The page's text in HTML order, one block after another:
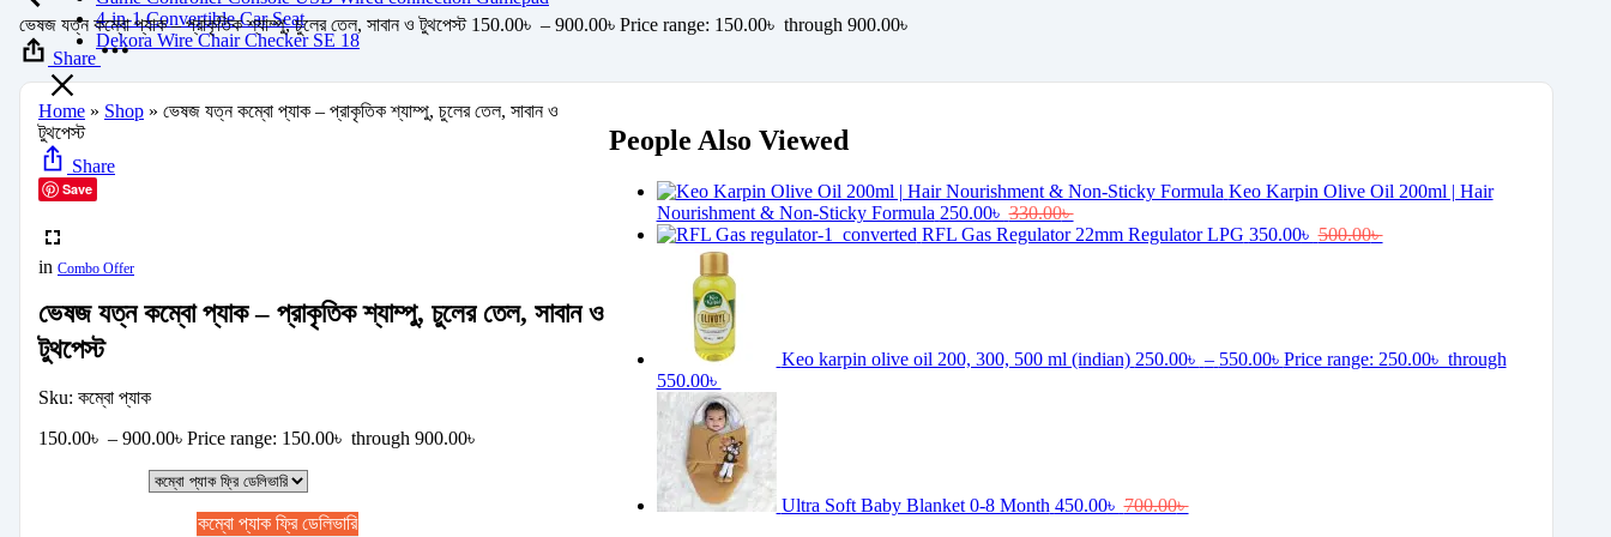
4-in-1 Convertible Car Seat
Dekora Wire Chair Checker SE 18
ভেষজ যত্ন কম্বো প্যাক – প্রাকৃতিক শ্যাম্পু, চুলের তেল, সাবান ও টুথপেস্ট 150.00৳ – 900.00৳ Price range: 150.00৳ through 900.00৳
Share
Home » Shop » ভেষজ যত্ন কম্বো প্যাক – প্রাকৃতিক শ্যাম্পু, চুলের তেল, সাবান ও
টুথপেস্ট
Share
Save
in Combo Offer
ভেষজ যত্ন কম্বো প্যাক – প্রাকৃতিক শ্যাম্পু, চুলের তেল, সাবান ও
টুথপেস্ট
Sku: কম্বো প্যাক
150.00৳ – 900.00৳ Price range: 150.00৳ through 900.00৳
কম্বো প্যাক ফ্রি ডেলিভারি
People Also Viewed
Keo Karpin Olive Oil 200ml | Hair
Nourishment & Non-Sticky Formula 250.00৳ 330.00৳
RFL Gas Regulator 22mm Regulator LPG 350.00৳ 500.00৳
Keo karpin olive oil 200, 300, 500 ml (indian) 250.00৳ – 550.00৳ Price range: 250.00৳ through
550.00৳
Ultra Soft Baby Blanket 0-8 Month 450.00৳ 700.00৳